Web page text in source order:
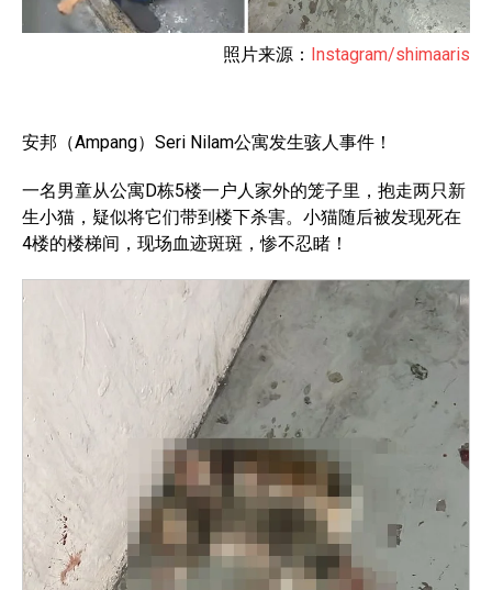
照片来源： Instagram/shimaaris
安邦（Ampang）Seri Nilam公寓发生骇人事件！
一名男童从公寓D栋5楼一户人家外的笼子里，抱走两只新
生小猫，疑似将它们带到楼下杀害。小猫随后被发现死在
4楼的楼梯间，现场血迹斑斑，惨不忍睹！